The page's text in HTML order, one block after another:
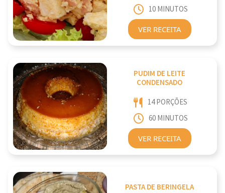
10 MINUTOS
VER RECEITA
PUDIM DE LEITE
CONDENSADO
14 PORÇÕES
60 MINUTOS
VER RECEITA
PASTA DE BERINGELA